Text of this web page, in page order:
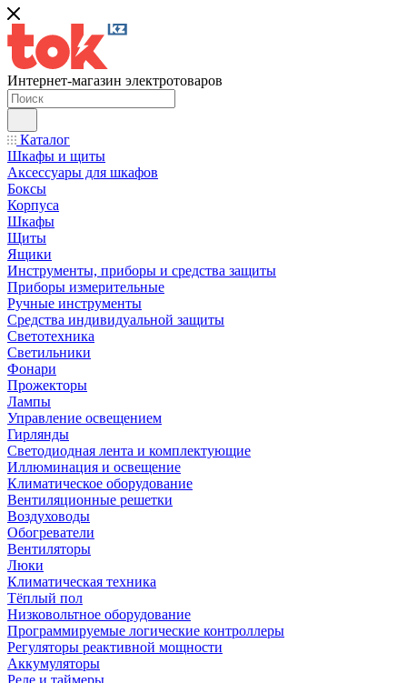
Интернет-магазин электротоваров
Каталог
Шкафы и щиты
Аксессуары для шкафов
Боксы
Корпуса
Шкафы
Щиты
Ящики
Инструменты, приборы и средства защиты
Приборы измерительные
Ручные инструменты
Средства индивидуальной защиты
Светотехника
Светильники
Фонари
Прожекторы
Лампы
Управление освещением
Гирлянды
Светодиодная лента и комплектующие
Иллюминация и освещение
Климатическое оборудование
Вентиляционные решетки
Воздуховоды
Обогреватели
Вентиляторы
Люки
Климатическая техника
Тёплый пол
Низковольтное оборудование
Программируемые логические контроллеры
Регуляторы реактивной мощности
Аккумуляторы
Реле и таймеры